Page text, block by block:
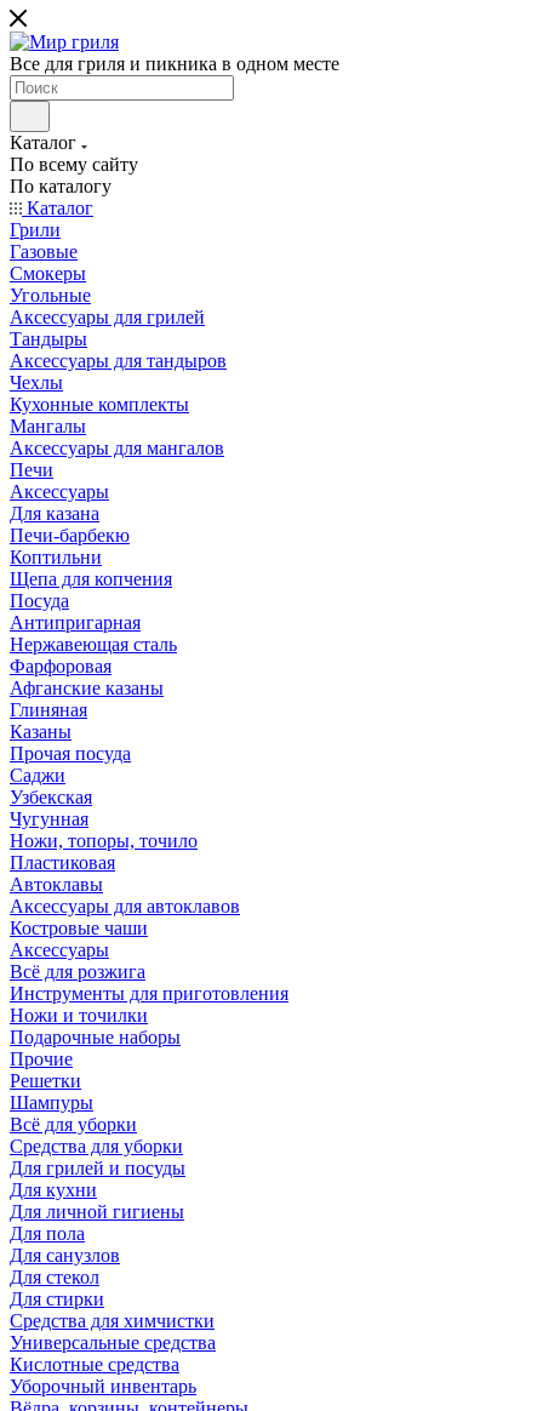
Все для гриля и пикника в одном месте
Каталог
По всему сайту
По каталогу
Каталог
Грили
Газовые
Смокеры
Угольные
Аксессуары для грилей
Тандыры
Аксессуары для тандыров
Чехлы
Кухонные комплекты
Мангалы
Аксессуары для мангалов
Печи
Аксессуары
Для казана
Печи-барбекю
Коптильни
Щепа для копчения
Посуда
Антипригарная
Нержавеющая сталь
Фарфоровая
Афганские казаны
Глиняная
Казаны
Прочая посуда
Саджи
Узбекская
Чугунная
Ножи, топоры, точило
Пластиковая
Автоклавы
Аксессуары для автоклавов
Костровые чаши
Аксессуары
Всё для розжига
Инструменты для приготовления
Ножи и точилки
Подарочные наборы
Прочие
Решетки
Шампуры
Всё для уборки
Средства для уборки
Для грилей и посуды
Для кухни
Для личной гигиены
Для пола
Для санузлов
Для стекол
Для стирки
Средства для химчистки
Универсальные средства
Кислотные средства
Уборочный инвентарь